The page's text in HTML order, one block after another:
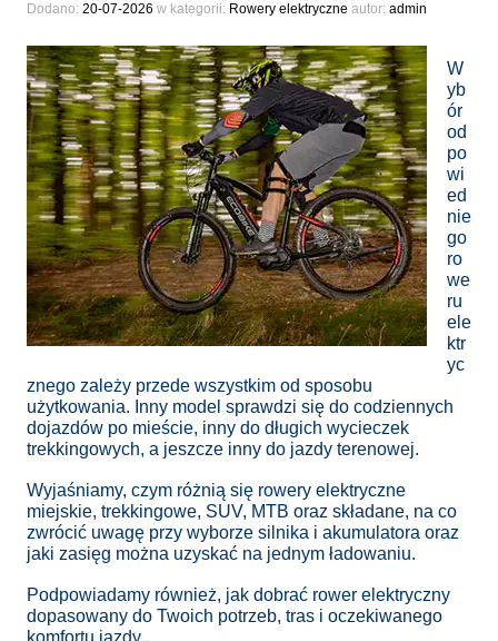
Dodano: 20-07-2026 w kategorii: Rowery elektryczne autor: admin
W
yb
ór
od
po
wi
ed
nie
go
ro
we
ru
ele
ktr
yc
znego zależy przede wszystkim od sposobu
użytkowania. Inny model sprawdzi się do codziennych
dojazdów po mieście, inny do długich wycieczek
trekkingowych, a jeszcze inny do jazdy terenowej.
Wyjaśniamy, czym różnią się rowery elektryczne
miejskie, trekkingowe, SUV, MTB oraz składane, na co
zwrócić uwagę przy wyborze silnika i akumulatora oraz
jaki zasięg można uzyskać na jednym ładowaniu.
Podpowiadamy również, jak dobrać rower elektryczny
dopasowany do Twoich potrzeb, tras i oczekiwanego